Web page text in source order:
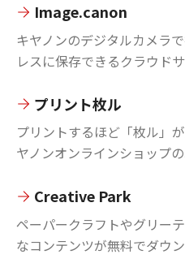
Image.canon
キヤノンのデジタルカメラ
レスに保存できるクラウドサ
プリント枚ル
プリントするほど「枚ル」
ヤノンオンラインショップの
Creative Park
ペーパークラフトやグリー
なコンテンツが無料でダウ